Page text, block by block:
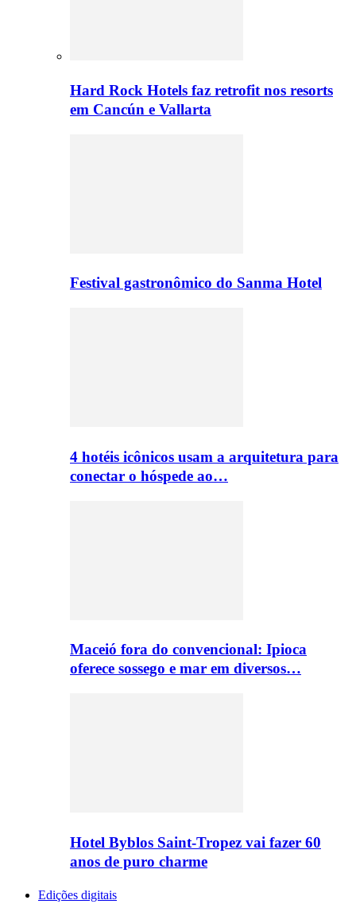
Hard Rock Hotels faz retrofit nos resorts
em Cancún e Vallarta
Festival gastronômico do Sanma Hotel
4 hotéis icônicos usam a arquitetura para
conectar o hóspede ao…
Maceió fora do convencional: Ipioca
oferece sossego e mar em diversos…
Hotel Byblos Saint-Tropez vai fazer 60
anos de puro charme
Edições digitais